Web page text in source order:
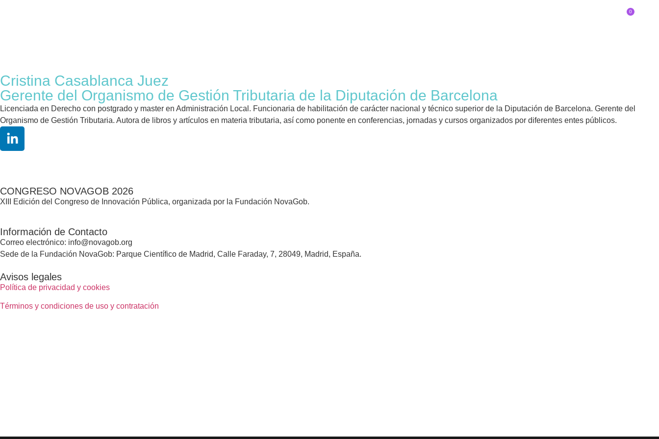
0
Cristina Casablanca Juez
Gerente del Organismo de Gestión Tributaria de la Diputación de Barcelona
Licenciada en Derecho con postgrado y master en Administración Local. Funcionaria de habilitación de carácter nacional y técnico superior de la Diputación de Barcelona. Gerente del
Organismo de Gestión Tributaria. Autora de libros y artículos en materia tributaria, así como ponente en conferencias, jornadas y cursos organizados por diferentes entes públicos.
CONGRESO NOVAGOB 2026
XIII Edición del Congreso de Innovación Pública, organizada por la Fundación NovaGob.
Información de Contacto
Correo electrónico: info@novagob.org
Sede de la Fundación NovaGob: Parque Científico de Madrid, Calle Faraday, 7, 28049, Madrid, España.
Avisos legales
Política de privacidad y cookies
Términos y condiciones de uso y contratación